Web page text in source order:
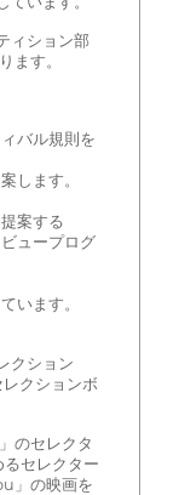
ィション部
ます。
バル規則を
します。
案する
ュープログ
います。
クション
クションボ
のセレクタ
るセレクター
」の映画を